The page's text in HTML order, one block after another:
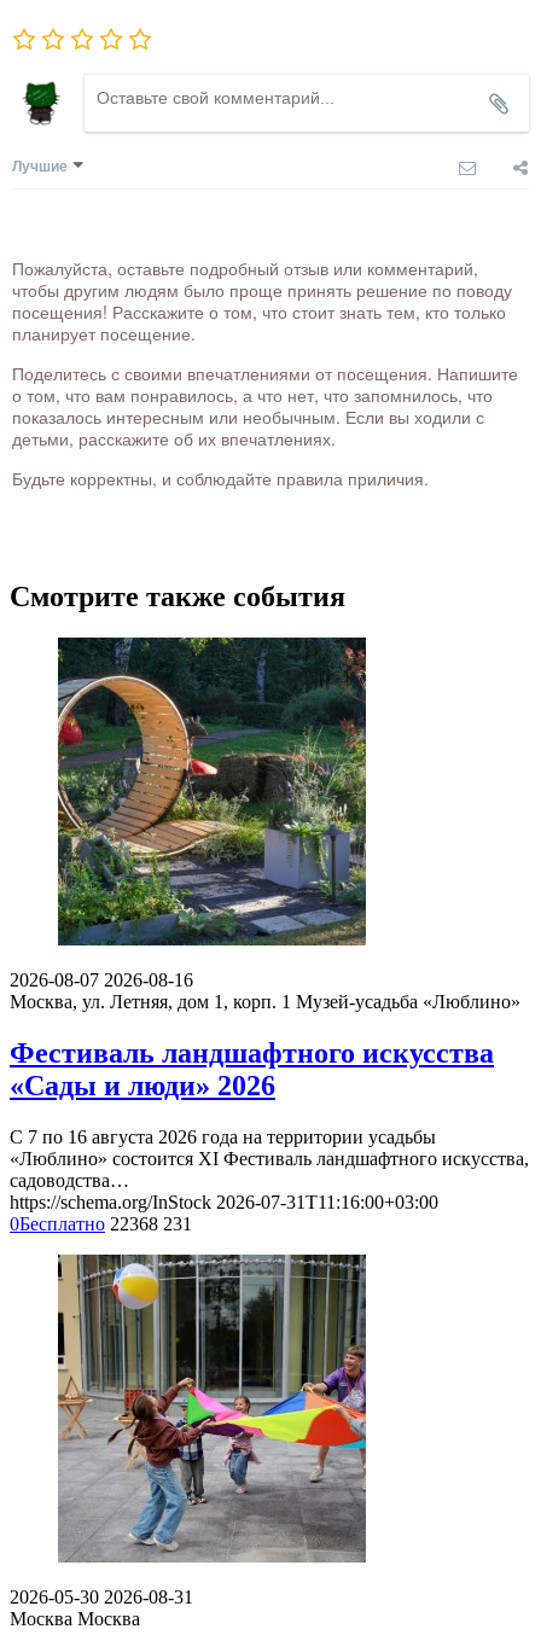
Лучшие
Пожалуйста, оставьте подробный отзыв или комментарий,
чтобы другим людям было проще принять решение по поводу
посещения! Расскажите о том, что стоит знать тем, кто только
планирует посещение.
Поделитесь с своими впечатлениями от посещения. Напишите
о том, что вам понравилось, а что нет, что запомнилось, что
показалось интересным или необычным. Если вы ходили с
детьми, расскажите об их впечатлениях.
Будьте корректны, и соблюдайте правила приличия.
Смотрите также события
2026-08-07 2026-08-16
Москва, ул. Летняя, дом 1, корп. 1 Музей-усадьба «Люблино»
Фестиваль ландшафтного искусства
«Сады и люди» 2026
С 7 по 16 августа 2026 года на территории усадьбы
«Люблино» состоится XI Фестиваль ландшафтного искусства,
садоводства…
https://schema.org/InStock 2026-07-31T11:16:00+03:00
0Бесплатно 22368 231
2026-05-30 2026-08-31
Москва Москва